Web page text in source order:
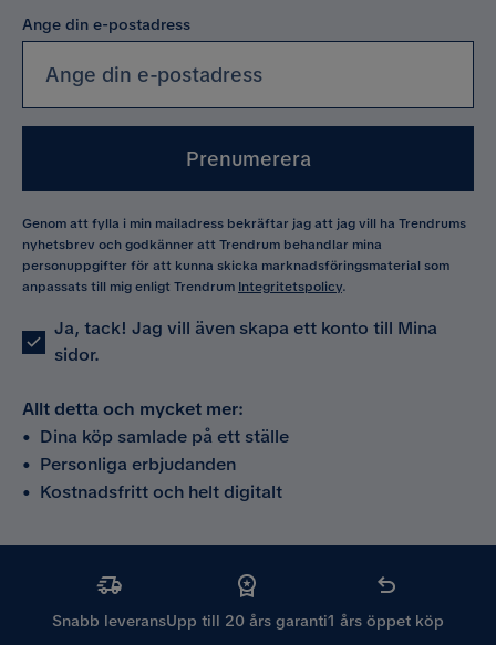
Ange din e-postadress
Prenumerera
Genom att fylla i min mailadress bekräftar jag att jag vill ha Trendrums
nyhetsbrev och godkänner att Trendrum behandlar mina
personuppgifter för att kunna skicka marknadsföringsmaterial som
anpassats till mig enligt Trendrum Integritetspolicy.
Ja, tack! Jag vill även skapa ett konto till Mina
sidor.
Allt detta och mycket mer:
• Dina köp samlade på ett ställe
• Personliga erbjudanden
• Kostnadsfritt och helt digitalt
Snabb leveransUpp till 20 års garanti1 års öppet köp